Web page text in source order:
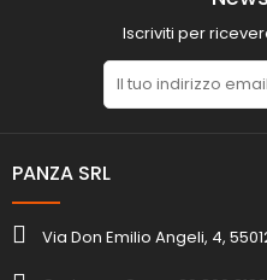
Iscriviti per
PANZA SRL
Via Don Emilio Angeli, 4,